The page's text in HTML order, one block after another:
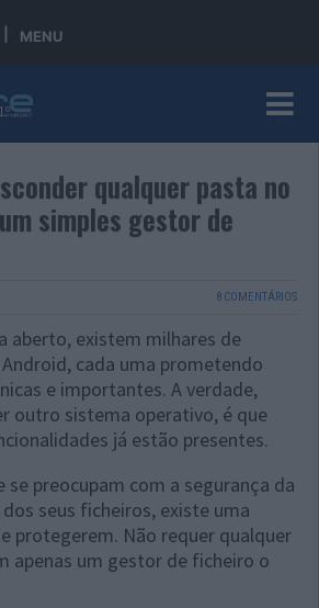
MENU
qualquer pasta no
simples gestor de
8 COMENTÁRIOS
aberto, existem milhares de
cada uma prometendo
e importantes. A verdade,
outro sistema operativo, é que
já estão presentes.
se preocupam com a segurança da
seus ficheiros, existe uma
protegerem. Não requer qualquer
apenas um gestor de ficheiro o